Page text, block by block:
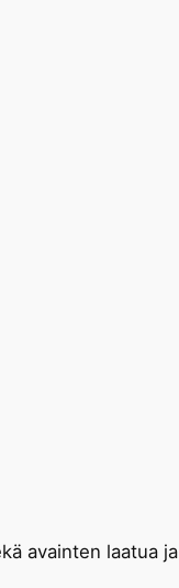
avainten laatua ja